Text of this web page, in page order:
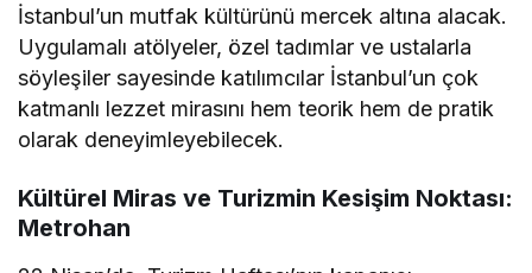
İstanbul’un mutfak kültürünü mercek altına alacak.
Uygulamalı atölyeler, özel tadımlar ve ustalarla
söyleşiler sayesinde katılımcılar İstanbul’un çok
katmanlı lezzet mirasını hem teorik hem de pratik
olarak deneyimleyebilecek.
Kültürel Miras ve Turizmin Kesişim Noktası:
Metrohan